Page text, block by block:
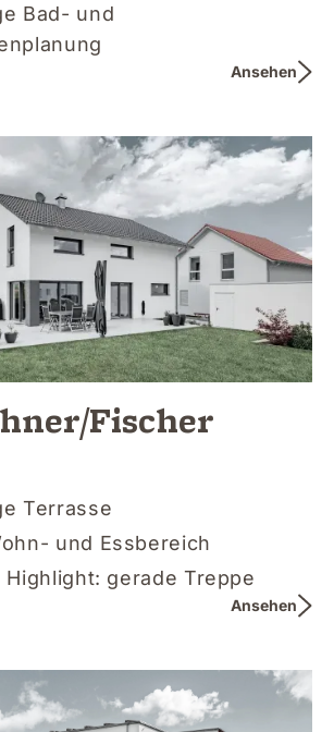
Bad- und
Ansehen
Fischer
Terrasse
und Essbereich
gerade Treppe
Ansehen